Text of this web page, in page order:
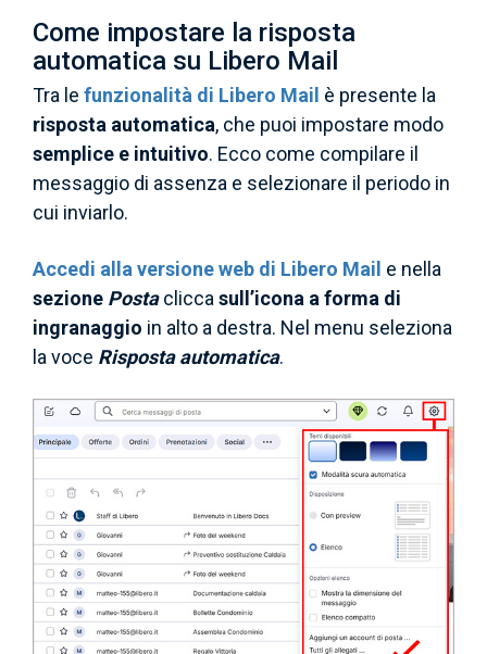
Come impostare la risposta
automatica su Libero Mail
Tra le funzionalità di Libero Mail è presente la
risposta automatica, che puoi impostare modo
semplice e intuitivo. Ecco come compilare il
messaggio di assenza e selezionare il periodo in
cui inviarlo.
Accedi alla versione web di Libero Mail e nella
sezione Postaclicca sull’icona a forma di
ingranaggio in alto a destra. Nel menu seleziona
la voce Risposta automatica.